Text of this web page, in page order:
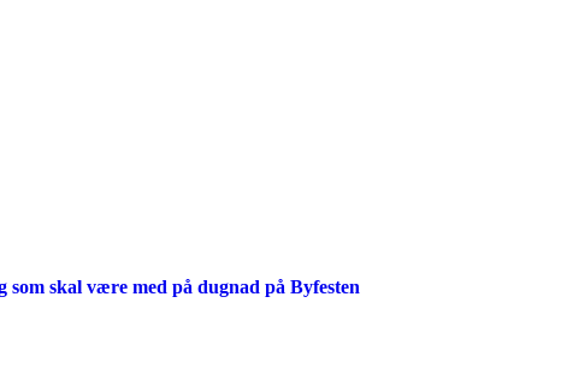
som skal være med på dugnad på Byfesten